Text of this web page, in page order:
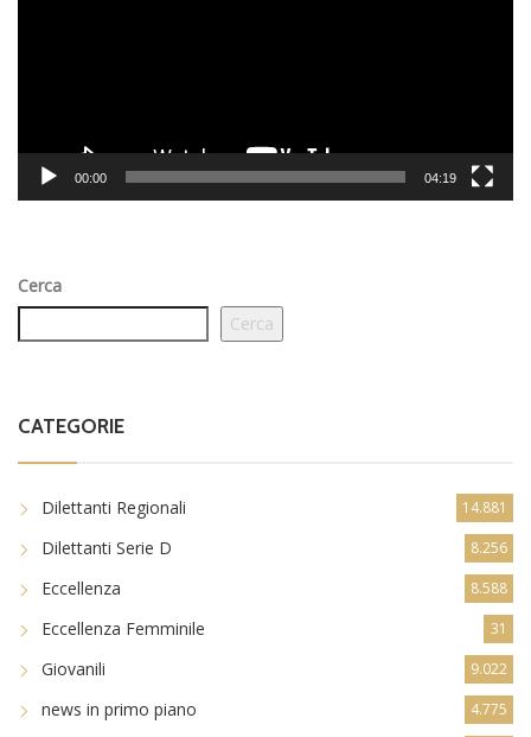
00:00 04:19
Cerca
Cerca
CATEGORIE
Dilettanti Regionali 14.881
Dilettanti Serie D 8.256
Eccellenza 8.588
Eccellenza Femminile 31
Giovanili 9.022
news in primo piano 4.775